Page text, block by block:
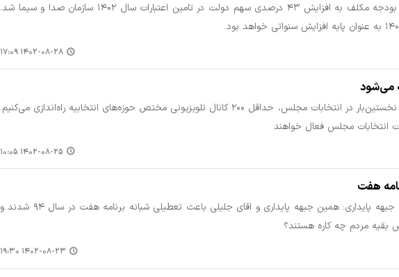
با تصویب مجلس، سازمان برنامه و بودجه مکلف به افزایش ۴۳ درصدی سهم دولت در تامین اعتبارات سال ۱۴۰۲ سازمان صدا و سیما شد.
۱۴۰۲-۰۸-۲۸ ۱۷:۰۹
رئیس سازمان صداوسیما گفت: برای نخستین‌بار در انتخابات مجلس، حداقل ۲۰۰ کانال تلویزیونی مختص حوزه‌های انتخابیه راه‌اندازی می‌کنیم.
انتخابات مجلس فعال خواهند
۱۴۰۲-۰۸-۲۵ ۱۰:۰۵
هفت
افشاگری گبرلو منتقد و مجری سابق تلویزیون در برنامه زنده علیه جبهه پایداری: همین جبهه پایداری و اقای جلیلی باعث تعطیلی شبانه برنامه هفت در سال ۹۴ شدند و
بقیه مردم چه کاره هستند؟
۱۴۰۲-۰۸-۲۳ ۱۹:۳۰